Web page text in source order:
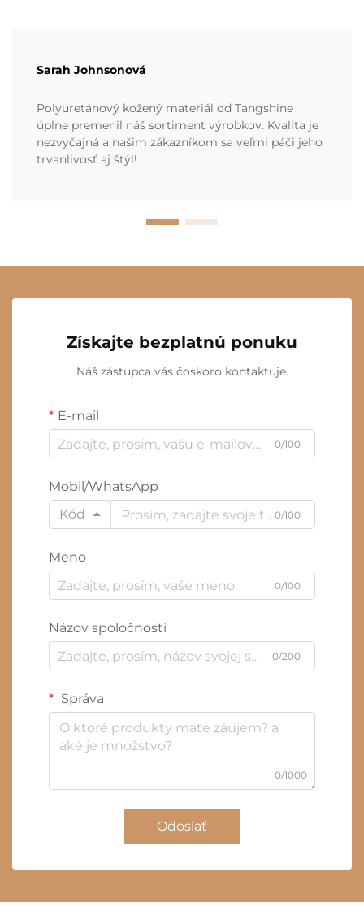
Sarah Johnsonová
Polyuretánový kožený materiál od Tangshine
úplne premenil náš sortiment výrobkov. Kvalita je
nezvyčajná a našim zákazníkom sa veľmi páči jeho
trvanlivosť aj štýl!
Získajte bezplatnú ponuku
Náš zástupca vás čoskoro kontaktuje.
E-mail
0/100
Mobil/WhatsApp
Kód
0/100
Meno
0/100
Názov spoločnosti
0/200
Správa
0/1000
Odoslať